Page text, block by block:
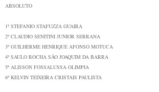
ABSOLUTO
1º STEFANIO STAFUZZA GUAIRA
2º CLAUDIO SENITINI JUNIOR SERRANA
3º GUILHERME HENRIQUE AFONSO MOTUCA
4º SAULO ROCHA SÃO JOAQUIM DA BARRA
5º ALISSON FOSSALUSSA OLIMPIA
6º KELVIN TEIXEIRA CRISTAIS PAULISTA